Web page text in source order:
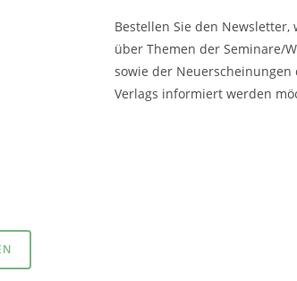
Bestellen Sie den Newsletter,
über Themen der Seminare/
sowie der Neuerscheinungen
Verlags informiert werden